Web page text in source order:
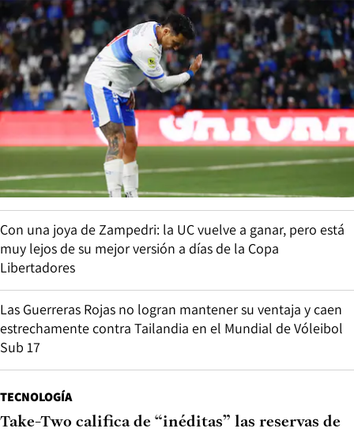
Con una joya de Zampedri: la UC vuelve a ganar, pero está
muy lejos de su mejor versión a días de la Copa
Libertadores
Las Guerreras Rojas no logran mantener su ventaja y caen
estrechamente contra Tailandia en el Mundial de Vóleibol
Sub 17
TECNOLOGÍA
Take-Two califica de “inéditas” las reservas de